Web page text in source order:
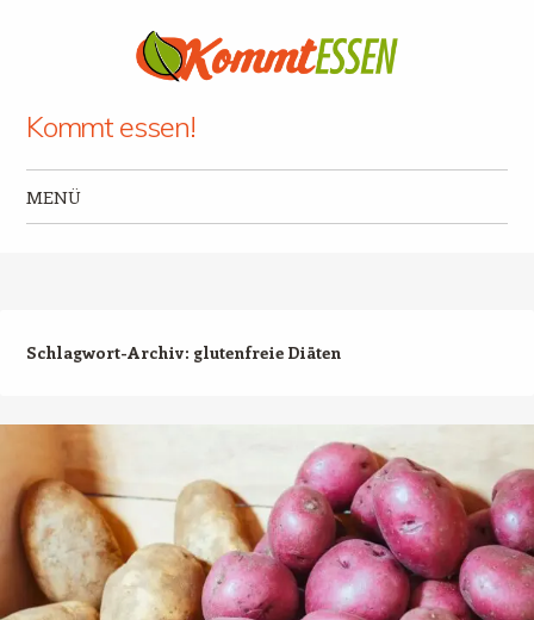
Kommt essen!
MENÜ
Schlagwort-Archiv: glutenfreie Diäten